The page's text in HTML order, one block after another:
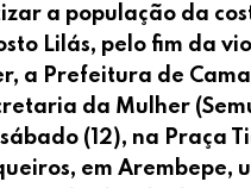
a população da
Lilás, pelo fim da
a Prefeitura de
da Mulher
(12), na Praça
em Arembepe,